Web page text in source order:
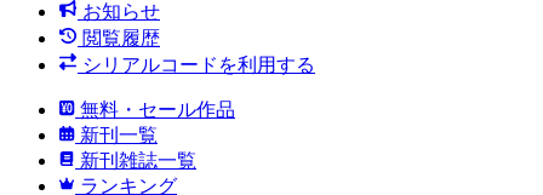
お知らせ
閲覧履歴
シリアルコードを利用する
無料・セール作品
新刊一覧
新刊雑誌一覧
ランキング